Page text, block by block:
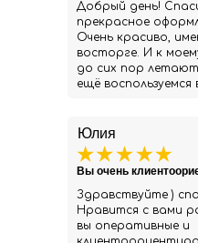
Юлия
Здравствуйте )
Нравится с вами
вы оперативные и
Вы очень
Добрый день!
прекрасное
Очень красиво,
восторге. И к
до сих пор
ещё